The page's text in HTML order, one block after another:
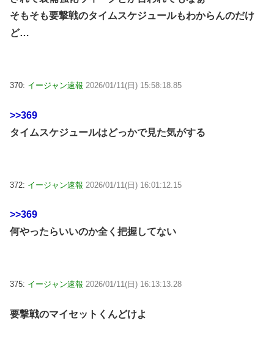
そもそも要撃戦のタイムスケジュールもわからんのだけ
ど…
370: イージャン速報 2026/01/11(日) 15:58:18.85
>>369
タイムスケジュールはどっかで見た気がする
372: イージャン速報 2026/01/11(日) 16:01:12.15
>>369
何やったらいいのか全く把握してない
375: イージャン速報 2026/01/11(日) 16:13:13.28
要撃戦のマイセットくんどけよ